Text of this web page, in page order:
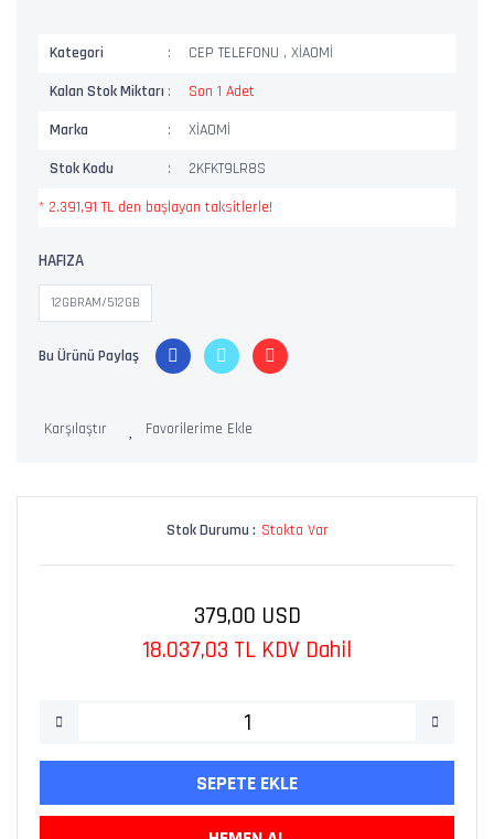
Kategori CEP TELEFONU ,XİAOMİ
Kalan Stok Miktarı
Son 1 Adet
Marka
XİAOMİ
Stok Kodu
2KFKT9LR8S
* 2.391,91 TL den başlayan taksitlerle!
HAFIZA
12GBRAM/512GB
Bu Ürünü Paylaş
Karşılaştır
Stok Durumu : Stokta Var
379,00 USD
18.037,03 TL KDV Dahil
SEPETE EKLE